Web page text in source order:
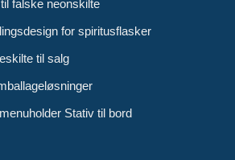
falske neonskilte
for spiritusflasker
til salg
Stativ til bord